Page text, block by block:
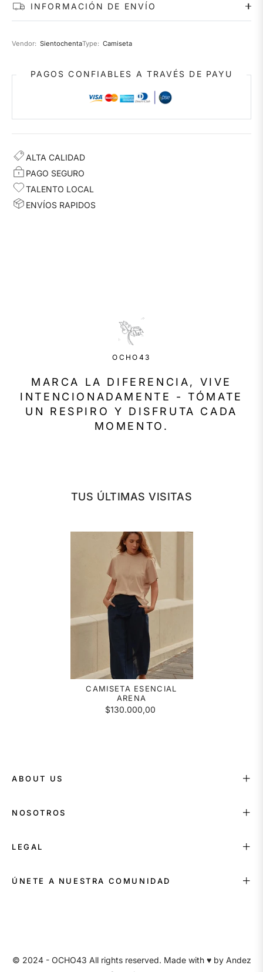
INFORMACIÓN DE ENVÍO
Vendor: SientochentaType: Camiseta
PAGOS CONFIABLES A TRAVÉS DE PAYU
ALTA CALIDAD
PAGO SEGURO
TALENTO LOCAL
ENVÍOS RAPIDOS
OCHO43
MARCA LA DIFERENCIA, VIVE
INTENCIONADAMENTE - TÓMATE
UN RESPIRO Y DISFRUTA CADA
MOMENTO.
TUS ÚLTIMAS VISITAS
CAMISETA ESENCIAL
ARENA
$130.000,00
ABOUT US
NOSOTROS
LEGAL
ÚNETE A NUESTRA COMUNIDAD
© 2024 - OCHO43 All rights reserved. Made with ♥ by Andez